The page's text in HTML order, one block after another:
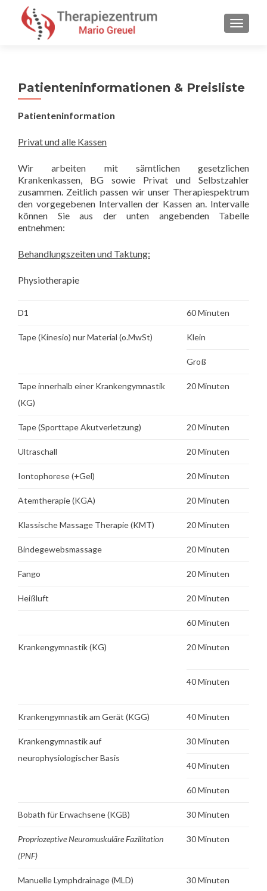
Patienteninformationen & Preisliste
Patienteninformation
Privat und alle Kassen
Wir arbeiten mit sämtlichen gesetzlichen
Krankenkassen, BG sowie Privat und Selbstzahler
zusammen. Zeitlich passen wir unser Therapiespektrum
den vorgegebenen Intervallen der Kassen an. Intervalle
können Sie aus der unten angebenden Tabelle
entnehmen:
Behandlungszeiten und Taktung:
Physiotherapie
D1 60 Minuten
Tape (Kinesio) nur Material (o.MwSt) Klein
Groß
Tape innerhalb einer Krankengymnastik
(KG)
20 Minuten
Tape (Sporttape Akutverletzung) 20 Minuten
Ultraschall 20 Minuten
Iontophorese (+Gel) 20 Minuten
Atemtherapie (KGA) 20 Minuten
Klassische Massage Therapie (KMT) 20 Minuten
Bindegewebsmassage 20 Minuten
Fango 20 Minuten
Heißluft 20 Minuten
60 Minuten
Krankengymnastik (KG) 20 Minuten
40 Minuten
Krankengymnastik am Gerät (KGG) 40 Minuten
Krankengymnastik auf
neurophysiologischer Basis
30 Minuten
40 Minuten
60 Minuten
Bobath für Erwachsene (KGB) 30 Minuten
Propriozeptive Neuromuskuläre Fazilitation
(PNF)
30 Minuten
Manuelle Lymphdrainage (MLD) 30 Minuten